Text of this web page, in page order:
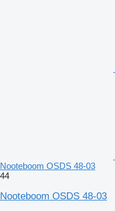
Nooteboom OSDS 48-03
44
Nooteboom OSDS 48-03